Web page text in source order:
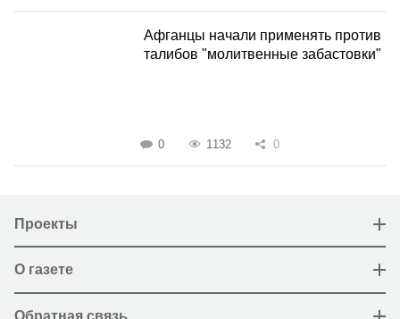
Афганцы начали применять против
талибов "молитвенные забастовки"
0 1132 0
Проекты
О газете
Обратная связь